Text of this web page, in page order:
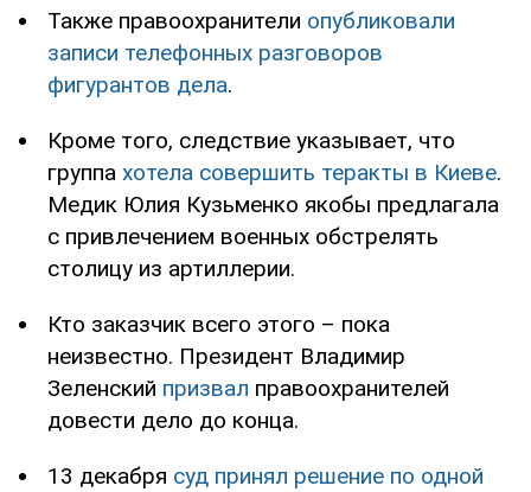
Также правоохранители опубликовали
записи телефонных разговоров
фигурантов дела.
Кроме того, следствие указывает, что
группа хотела совершить теракты в Киеве.
Медик Юлия Кузьменко якобы предлагала
с привлечением военных обстрелять
столицу из артиллерии.
Кто заказчик всего этого – пока
неизвестно. Президент Владимир
Зеленский призвал правоохранителей
довести дело до конца.
13 декабря суд принял решение по одной